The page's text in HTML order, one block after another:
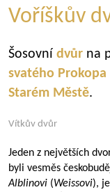
Voříškův
Šosovní dvůr na
svatého
Starém Městě.
Vítkův dvůr
Jeden z největších
byli vesměs
Alblinovi (Weissovi),